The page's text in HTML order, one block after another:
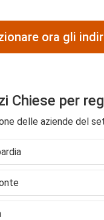
ora gli
Chiese per
delle aziende del